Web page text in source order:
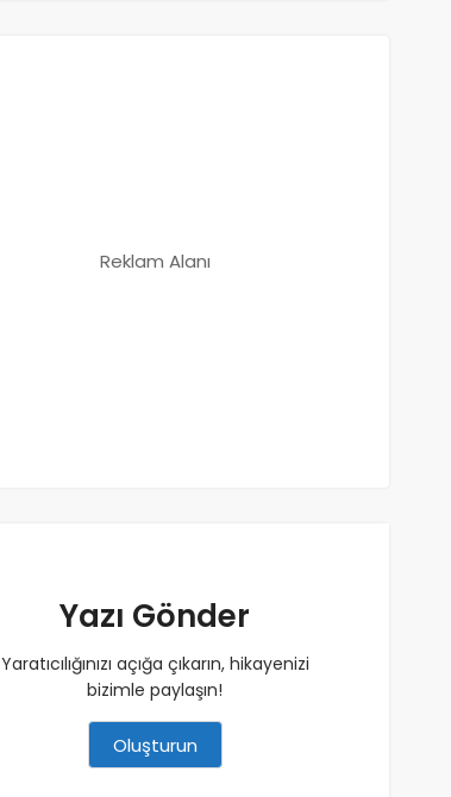
Reklam Alanı
Yazı Gönder
Yaratıcılığınızı açığa çıkarın, hikayenizi
bizimle paylaşın!
Oluşturun